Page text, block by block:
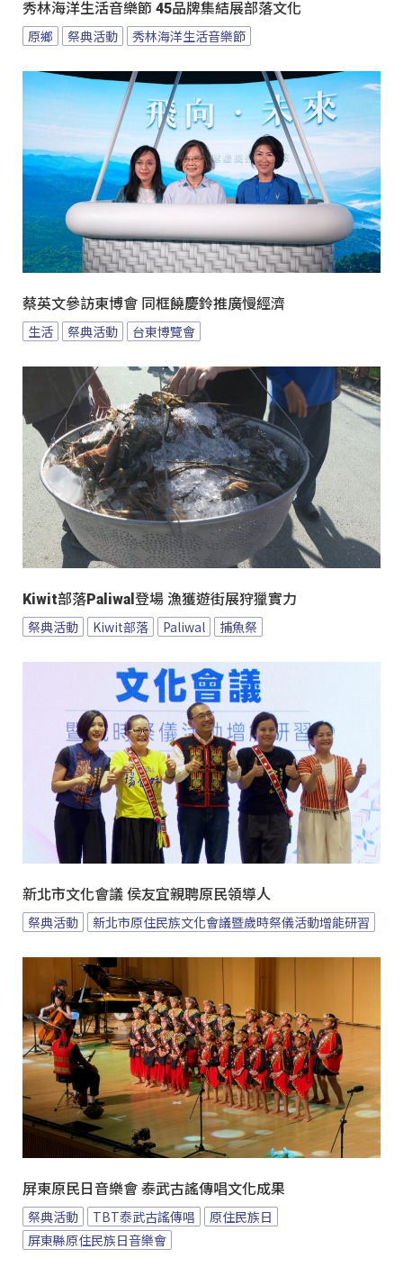
秀林海洋生活音樂節 45品牌集結展部落文化
原鄉 祭典活動 秀林海洋生活音樂節
蔡英文參訪東博會 同框饒慶鈴推廣慢經濟
生活 祭典活動 台東博覽會
Kiwit部落Paliwal登場 漁獲遊街展狩獵實力
祭典活動 Kiwit部落 Paliwal 捕魚祭
新北市文化會議 侯友宜親聘原民領導人
祭典活動 新北市原住民族文化會議暨歲時祭儀活動增能研習
屏東原民日音樂會 泰武古謠傳唱文化成果
祭典活動 TBT泰武古謠傳唱
原住民族日
屏東縣原住民族日音樂會